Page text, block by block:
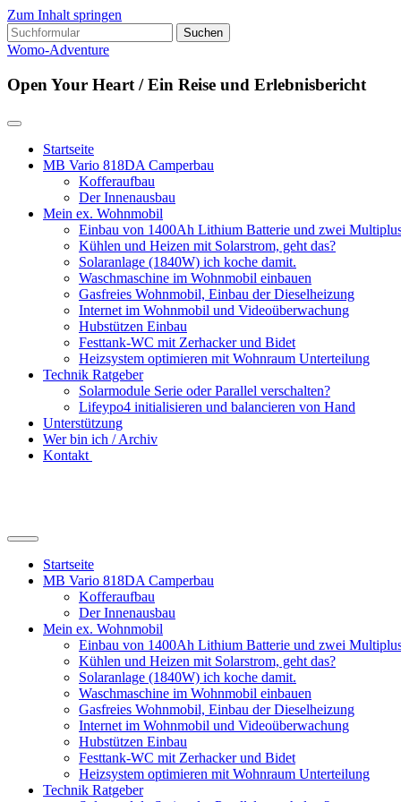
Zum Inhalt springen
Suchen
nach:
Womo-Adventure
Open Your Heart / Ein Reise und Erlebnisbericht
Startseite
MB Vario 818DA Camperbau
Kofferaufbau
Der Innenausbau
Mein ex. Wohnmobil
Einbau von 1400Ah Lithium Batterie und zwei
Kühlen und Heizen mit Solarstrom, geht das?
Solaranlage (1840W) ich koche damit.
Waschmaschine im Wohnmobil einbauen
Gasfreies Wohnmobil, Einbau der Dieselheizung
Internet im Wohnmobil und Videoüberwachung
Hubstützen Einbau
Festtank-WC mit Zerhacker und Bidet
Heizsystem optimieren mit Wohnraum Unterteilung
Technik Ratgeber
Solarmodule Serie oder Parallel verschalten?
Lifeypo4 initialisieren und balancieren von Hand
Unterstützung
Wer bin ich / Archiv
Kontakt
Suchfeld
ein-/ausblenden
Startseite
MB Vario 818DA Camperbau
Kofferaufbau
Der Innenausbau
Mein ex. Wohnmobil
Einbau von 1400Ah Lithium Batterie und zwei
Kühlen und Heizen mit Solarstrom, geht das?
Solaranlage (1840W) ich koche damit.
Waschmaschine im Wohnmobil einbauen
Gasfreies Wohnmobil, Einbau der Dieselheizung
Internet im Wohnmobil und Videoüberwachung
Hubstützen Einbau
Festtank-WC mit Zerhacker und Bidet
Heizsystem optimieren mit Wohnraum Unterteilung
Technik Ratgeber